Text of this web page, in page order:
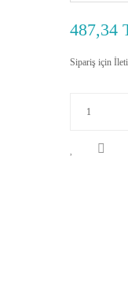
487,34
Sipariş için